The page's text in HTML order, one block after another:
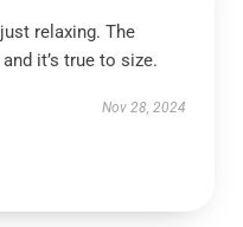
relaxing. The
it’s true to size.
Nov 28, 2024